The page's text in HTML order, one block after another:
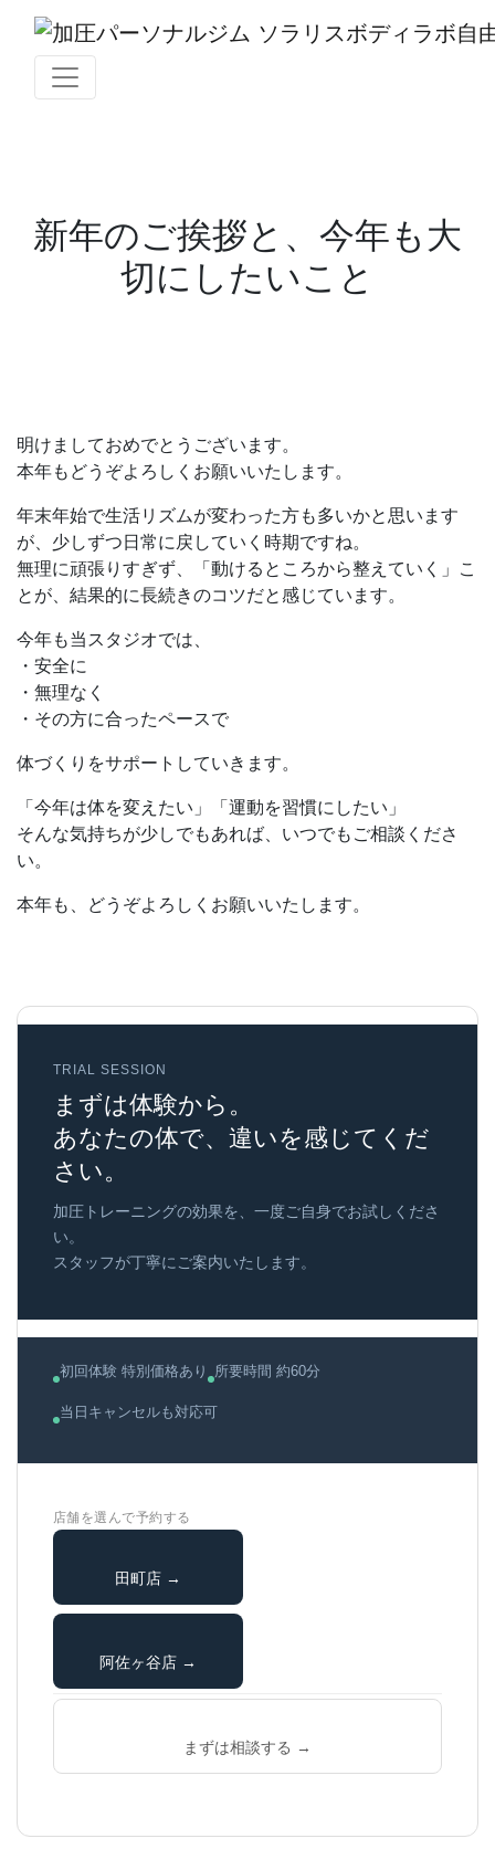
新年のご挨拶と、今年も大
切にしたいこと
明けましておめでとうございます。
本年もどうぞよろしくお願いいたします。
年末年始で生活リズムが変わった方も多いかと思います
が、少しずつ日常に戻していく時期ですね。
無理に頑張りすぎず、「動けるところから整えていく」こ
とが、結果的に長続きのコツだと感じています。
今年も当スタジオでは、
・安全に
・無理なく
・その方に合ったペースで
体づくりをサポートしていきます。
「今年は体を変えたい」「運動を習慣にしたい」
そんな気持ちが少しでもあれば、いつでもご相談くださ
い。
本年も、どうぞよろしくお願いいたします。
TRIAL SESSION
まずは体験から。
あなたの体で、違いを感じてくだ
さい。
加圧トレーニングの効果を、一度ご自身でお試しくださ
い。
スタッフが丁寧にご案内いたします。
初回体験 特別価格あり 所要時間 約60分
当日キャンセルも対応可
店舗を選んで予約する
田町店 →
阿佐ヶ谷店 →
まずは相談する →